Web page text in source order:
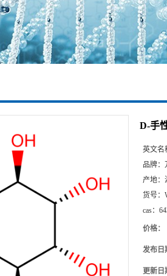
D-手
英文名
品牌：
产地：
货号：
cas：
价格：
发布日
更新日